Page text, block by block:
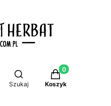
Otwórz wyszukiwarkę
Szukaj
Produkty w
Koszyk